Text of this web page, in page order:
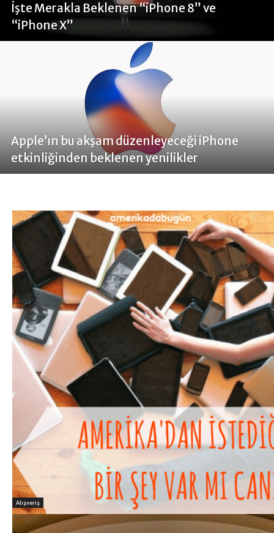
İşte Merakla Beklenen “iPhone 8” ve
“iPhone X”
Apple’ın bu akşam düzenleyeceği iPhone
etkinliğinden beklenen yenilikler
Alışveriş